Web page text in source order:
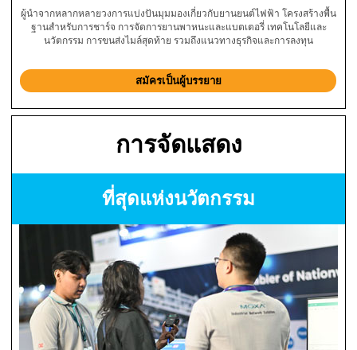
ผู้นำจากหลากหลายวงการแบ่งปันมุมมองเกี่ยวกับยานยนต์ไฟฟ้า โครงสร้างพื้น
ฐานสำหรับการชาร์จ การจัดการยานพาหนะและแบตเตอรี่ เทคโนโลยีและ
นวัตกรรม การขนส่งไมล์สุดท้าย รวมถึงแนวทางธุรกิจและการลงทุน
สมัครเป็นผู้บรรยาย
การจัดแสดง
ที่สุดแห่งนวัตกรรม